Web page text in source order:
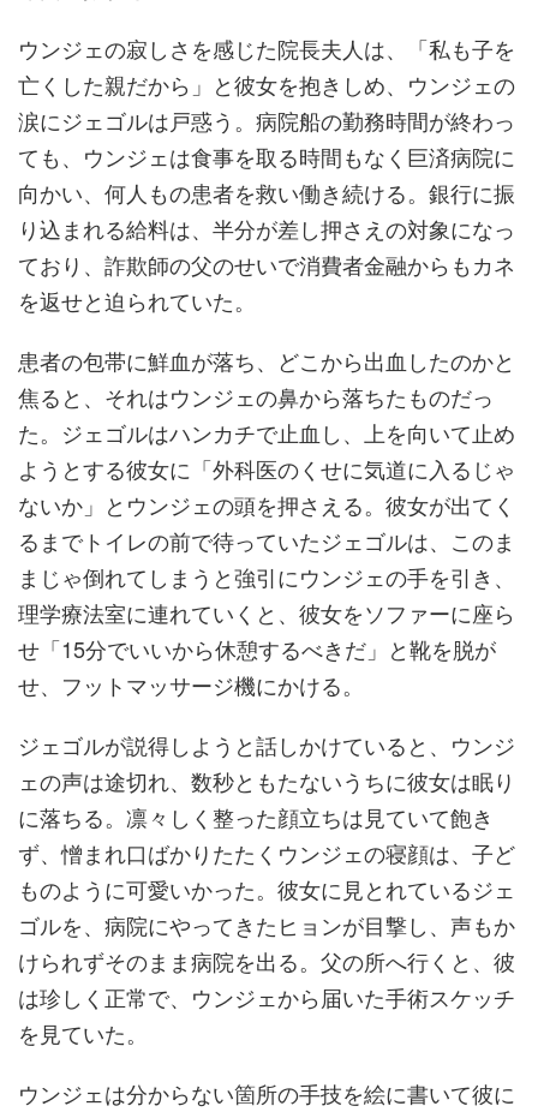
ウンジェの寂しさを感じた院長夫人は、「私も子を
亡くした親だから」と彼女を抱きしめ、ウンジェの
涙にジェゴルは戸惑う。病院船の勤務時間が終わっ
ても、ウンジェは食事を取る時間もなく巨済病院に
向かい、何人もの患者を救い働き続ける。銀行に振
り込まれる給料は、半分が差し押さえの対象になっ
ており、詐欺師の父のせいで消費者金融からもカネ
を返せと迫られていた。
患者の包帯に鮮血が落ち、どこから出血したのかと
焦ると、それはウンジェの鼻から落ちたものだっ
た。ジェゴルはハンカチで止血し、上を向いて止め
ようとする彼女に「外科医のくせに気道に入るじゃ
ないか」とウンジェの頭を押さえる。彼女が出てく
るまでトイレの前で待っていたジェゴルは、このま
まじゃ倒れてしまうと強引にウンジェの手を引き、
理学療法室に連れていくと、彼女をソファーに座ら
せ「15分でいいから休憩するべきだ」と靴を脱が
せ、フットマッサージ機にかける。
ジェゴルが説得しようと話しかけていると、ウンジ
ェの声は途切れ、数秒ともたないうちに彼女は眠り
に落ちる。凛々しく整った顔立ちは見ていて飽き
ず、憎まれ口ばかりたたくウンジェの寝顔は、子ど
ものように可愛いかった。彼女に見とれているジェ
ゴルを、病院にやってきたヒョンが目撃し、声もか
けられずそのまま病院を出る。父の所へ行くと、彼
は珍しく正常で、ウンジェから届いた手術スケッチ
を見ていた。
ウンジェは分からない箇所の手技を絵に書いて彼に